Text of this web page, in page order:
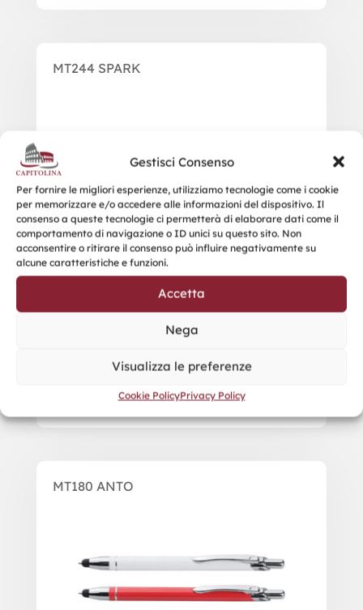
Gestisci Consenso
Per fornire le migliori esperienze, utilizziamo tecnologie come i cookie
per memorizzare e/o accedere alle informazioni del dispositivo. Il
consenso a queste tecnologie ci permetterà di elaborare dati come il
comportamento di navigazione o ID unici su questo sito. Non
acconsentire o ritirare il consenso può influire negativamente su
alcune caratteristiche e funzioni.
Accetta
Nega
Visualizza le preferenze
Cookie PolicyPrivacy Policy
MT244 SPARK
MT180 ANTO